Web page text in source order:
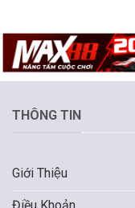
THÔNG TIN
Giới Thiệu